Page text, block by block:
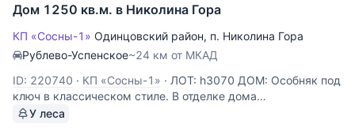
Дом 1250 кв.м. в Николина Гора
КП «Сосны-1» Одинцовский район, п. Николина Гора
Рублево-Успенское~24 км от МКАД
ID: 220740 · КП «Сосны-1» · ЛОТ: h3070 ДОМ: Особняк под
ключ в классическом стиле. В отделке дома
использовались натуральные качественные материалы -
У леса